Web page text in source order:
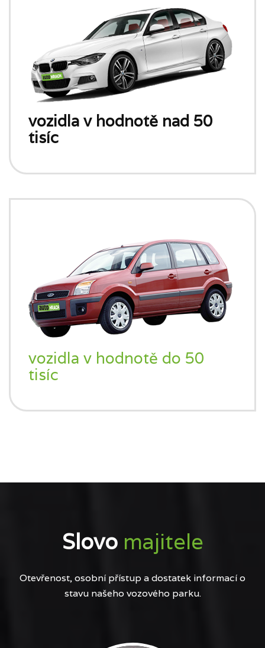
vozidla v hodnotě nad 50
tisíc
vozidla v hodnotě do 50
tisíc
Slovo majitele
Otevřenost, osobní přístup a dostatek informací o
stavu našeho vozového parku.